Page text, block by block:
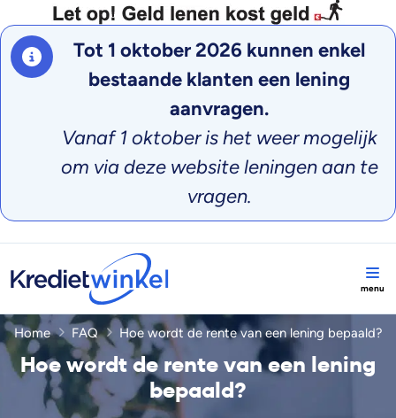
Tot 1 oktober 2026 kunnen enkel
bestaande klanten een lening
aanvragen.
Vanaf 1 oktober is het weer mogelijk
om via deze website leningen aan te
vragen.
Home FAQ Hoe wordt de rente van een lening bepaald?
Hoe wordt de rente van een lening
bepaald?